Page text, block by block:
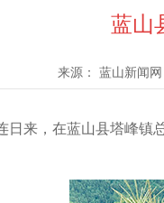
蓝山
来源： 蓝山新闻网
日来，在蓝山县塔峰镇